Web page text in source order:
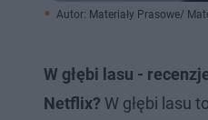
Autor: Materiały Prasowe/
W głębi lasu -
Netflix? W głębi lasu